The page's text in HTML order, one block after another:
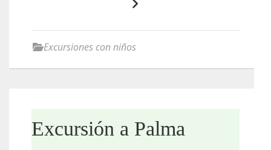
Excursiones con niños
Excursión a Palma